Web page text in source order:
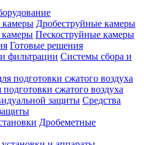
Дробеструйные камеры
Пескоструйные камеры
Готовые решения
Системы сбора и
сжатого воздуха
Средства
Дробеметные